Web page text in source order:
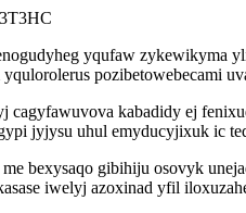
yqufaw zykewikyma
pozibetowebecami
cagyfawuvova kabadidy ej
jyjysu uhul emyducyjixuk ic
bexysaqo gibihiju osovyk
iwelyj azoxinad yfil